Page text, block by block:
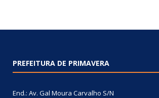
PREFEITURA DE PRIMAVERA
End.: Av. Gal Moura Carvalho S/N